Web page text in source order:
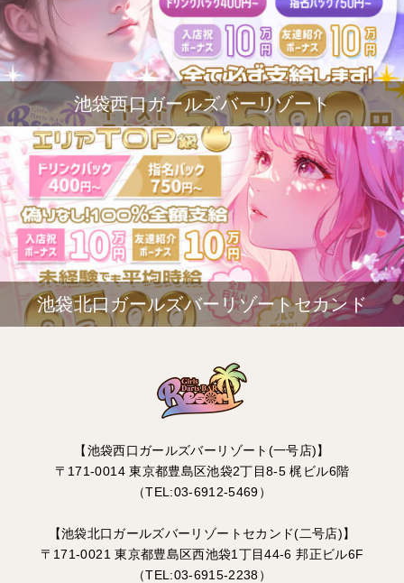
池袋西口ガールズバーリゾート
池袋北口ガールズバーリゾートセカンド
【池袋西口ガールズバーリゾート(一号店)】
〒171-0014 東京都豊島区池袋2丁目8-5 梶ビル6階
（TEL:03-6912-5469）
【池袋北口ガールズバーリゾートセカンド(二号店)】
〒171-0021 東京都豊島区西池袋1丁目44-6 邦正ビル6F
（TEL:03-6915-2238）